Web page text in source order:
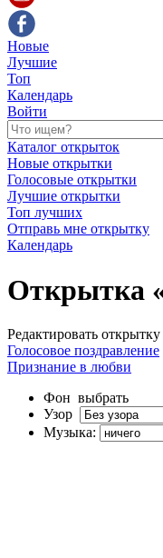
Новые
Лучшие
Топ
Календарь
Войти
Каталог открыток
Новые открытки
Голосовые открытки
Лучшие открытки
Топ лучших
Отправь мне открытку
Календарь
Открытка
Редактировать открытку
Голосовое поздравление
Признание в любви
Фон выбрать
Узор
Музыка: